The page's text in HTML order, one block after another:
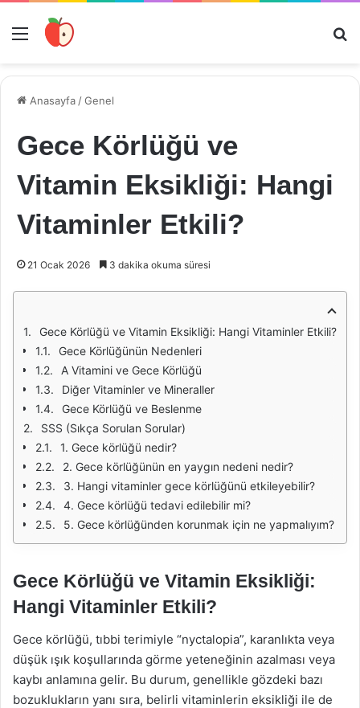
Menü
Anasayfa /Genel
Gece Körlüğü ve
Vitamin Eksikliği: Hangi
Vitaminler Etkili?
21 Ocak 2026 3 dakika okuma süresi
Gece Körlüğü ve Vitamin Eksikliği: Hangi Vitaminler Etkili?
Gece Körlüğünün Nedenleri
A Vitamini ve Gece Körlüğü
Diğer Vitaminler ve Mineraller
Gece Körlüğü ve Beslenme
SSS (Sıkça Sorulan Sorular)
1. Gece körlüğü nedir?
2. Gece körlüğünün en yaygın nedeni nedir?
3. Hangi vitaminler gece körlüğünü etkileyebilir?
4. Gece körlüğü tedavi edilebilir mi?
5. Gece körlüğünden korunmak için ne yapmalıyım?
Gece Körlüğü ve Vitamin Eksikliği:
Hangi Vitaminler Etkili?
Gece körlüğü, tıbbi terimiyle “nyctalopia”, karanlıkta veya
düşük ışık koşullarında görme yeteneğinin azalması veya
kaybı anlamına gelir. Bu durum, genellikle gözdeki bazı
bozuklukların yanı sıra, belirli vitaminlerin eksikliği ile de